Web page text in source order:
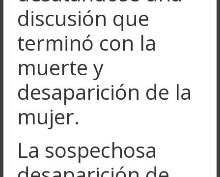
discusión que
terminó con la
muerte y
desaparición de la
mujer.
La sospechosa